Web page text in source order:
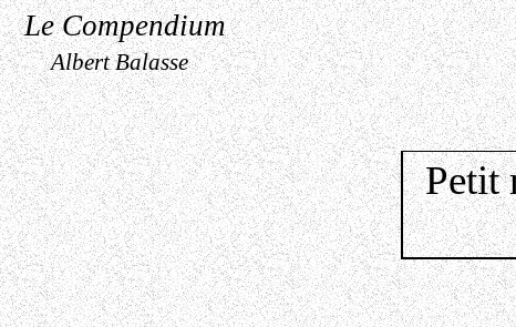
Le Compendium
Albert Balasse
Petit